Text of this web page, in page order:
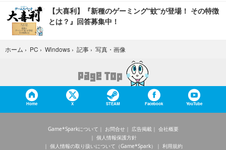
【大喜利】『新種のゲーミング“蚊”が登場！ その特徴
とは？』回答募集中！
ホーム › PC › Windows › 記事 › 写真・画像
Home X STEAM Facebook YouTube
Game*Sparkについて お問合せ 広告掲載
会社概要
個人情報保護方針
個人情報の取り扱いについて（Game*Spark）
利用規約